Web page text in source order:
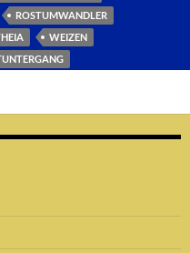
ROSTUMWANDLER
WEIZEN